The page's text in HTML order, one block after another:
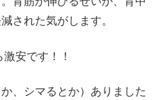
された気がします。
安です！！
、シマるとか）ありました